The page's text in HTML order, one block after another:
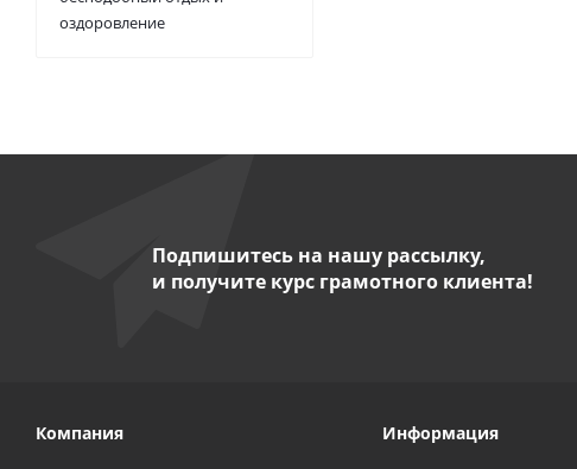
оздоровление
Подпишитесь на нашу рассылку,
и получите курс грамотного клиента!
Компания Информация